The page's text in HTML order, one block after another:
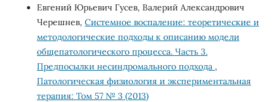
Евгений Юрьевич Гусев, Валерий Александрович
Черешнев, Системное воспаление: теоретические и
методологические подходы к описанию модели
общепатологического процесса. Часть 3.
Предпосылки несиндромального подхода ,
Патологическая физиология и экспериментальная
терапия: Том 57 № 3 (2013)